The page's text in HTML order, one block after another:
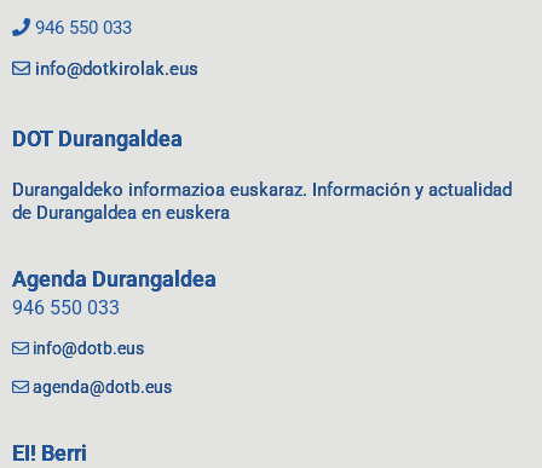
946 550 033
info@dotkirolak.eus
DOT Durangaldea
Durangaldeko informazioa euskaraz. Información y actualidad
de Durangaldea en euskera
Agenda Durangaldea
946 550 033
info@dotb.eus
agenda@dotb.eus
EI! Berri